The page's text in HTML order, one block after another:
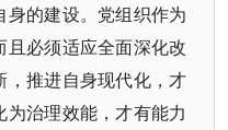
的建设。党组织作为
必须适应全面深化改
推进自身现代化，才
治理效能，才有能力